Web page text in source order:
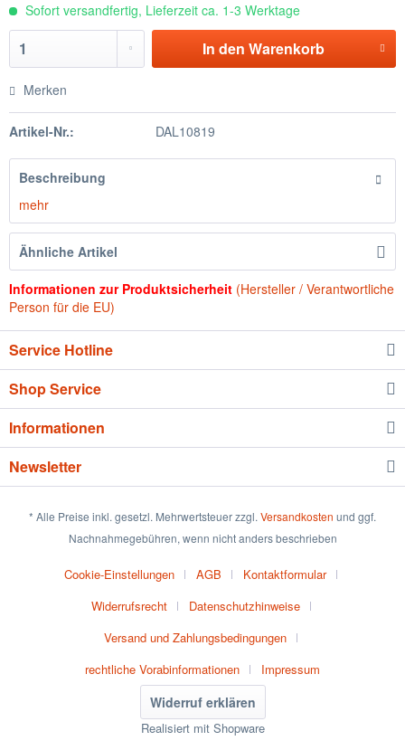
Sofort versandfertig, Lieferzeit ca. 1-3 Werktage
In den Warenkorb
Merken
Artikel-Nr.: DAL10819
Beschreibung
mehr
Ähnliche Artikel
Informationen zur Produktsicherheit (Hersteller / Verantwortliche
Person für die EU)
Service Hotline
Shop Service
Informationen
Newsletter
* Alle Preise inkl. gesetzl. Mehrwertsteuer zzgl. Versandkosten und ggf.
Nachnahmegebühren, wenn nicht anders beschrieben
Cookie-Einstellungen AGB
Kontaktformular
Widerrufsrecht
Datenschutzhinweise
Versand und Zahlungsbedingungen
rechtliche Vorabinformationen
Impressum
Widerruf erklären
Realisiert mit Shopware